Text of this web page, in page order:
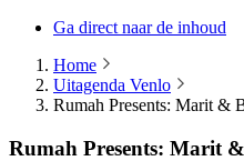
Ga direct naar de inhoud
Home
Uitagenda Venlo
Rumah Presents: Marit &
Rumah Presents: Marit